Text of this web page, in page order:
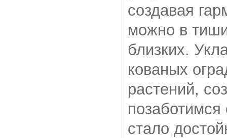
создавая
можно в
близких.
кованых
растений,
стало